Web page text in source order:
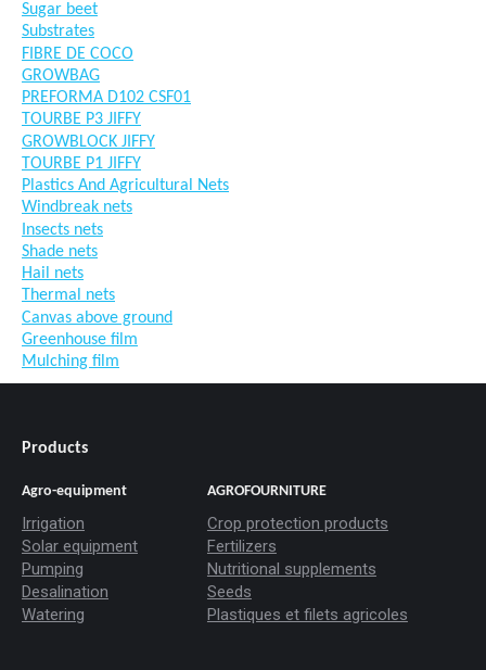
Sugar beet
Substrates
FIBRE DE COCO
GROWBAG
PREFORMA D102 CSF01
TOURBE P3 JIFFY
GROWBLOCK JIFFY
TOURBE P1 JIFFY
Plastics And Agricultural Nets
Windbreak nets
Insects nets
Shade nets
Hail nets
Thermal nets
Canvas above ground
Greenhouse film
Mulching film
Products
Agro-equipment
Irrigation
Solar equipment
Pumping
Desalination
Watering
AGROFOURNITURE
Crop protection products
Fertilizers
Nutritional supplements
Seeds
Plastiques et filets agricoles